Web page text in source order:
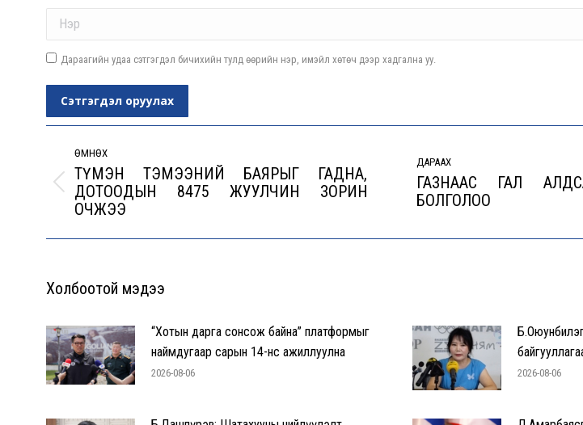
Дараагийн удаа сэтгэгдэл бичихийн тулд өөрийн нэр, имэйл хөтөч дээр хадгална уу.
Сэтгэгдэл оруулах
navigation
ӨМНӨХ
Previous
post:
ТҮМЭН ТЭМЭЭНИЙ БАЯРЫГ ГАДНА,
ДОТООДЫН 8475 ЖУУЛЧИН ЗОРИН
ОЧЖЭЭ
ДАРААХ
Next
ГАЗНААС ГАЛ
БОЛГОЛОО
Холбоотой мэдээ
“Хотын дарга сонсож байна” платформыг
наймдугаар сарын 14-нөөс ажиллуулна
2026-08-06 2026-08-06